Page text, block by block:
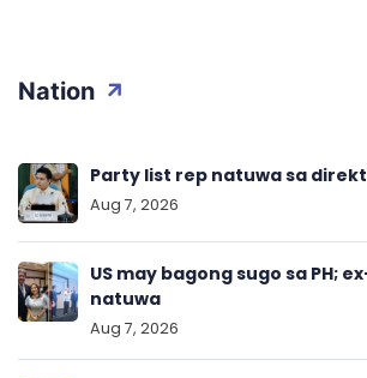
Nation
Party list rep natuwa sa
Aug 7, 2026
US may bagong sugo sa PH;
natuwa
Aug 7, 2026